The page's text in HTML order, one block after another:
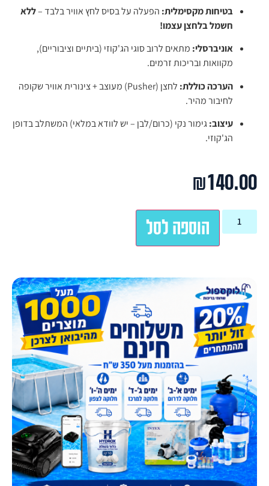
בטיחות מקסימלית: הפעלה על בסיס לחץ אוויר בלבד –ללא
חשמל בלחצן עצמו!
אוניברסלי: מתאים לרוב סוגי הג'קוזי (ביתיים וציבוריים),
מקוואות ובריכות זרמים.
הערכה כוללת:
לחצן (Pusher) מעוצב + צינורית אוויר שקופה
לחיבור מהיר.
עיצוב:גימור נקי (כרום/לבן – יש לוודא במלאי) המשתלב בדופן
הג'קוזי.
₪140.00
הוספה לסל